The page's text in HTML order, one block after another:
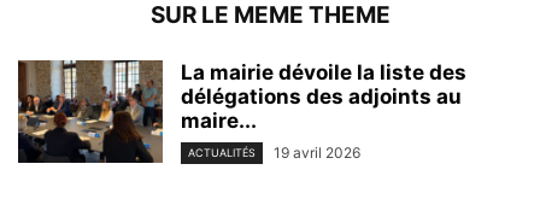
SUR LE MEME THEME
La mairie dévoile la liste des
délégations des adjoints au
maire...
ACTUALITÉS 19 avril 2026